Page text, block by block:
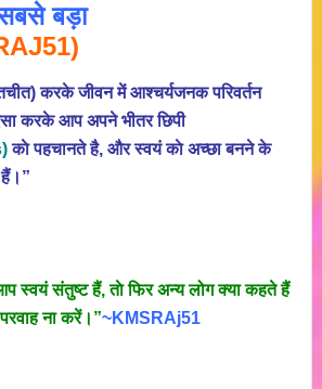
बड़ा
करके जीवन में आश्चर्यजनक परिवर्तन
करके आप अपने भीतर छिपी
काे पहचानते है, और स्वयं काे अच्छा बनने के
हैं।”
स्वयं संतुष्ट हैं, ताे फिर अन्य लोग क्या कहते हैं
ना करें।”~KMSRAj51